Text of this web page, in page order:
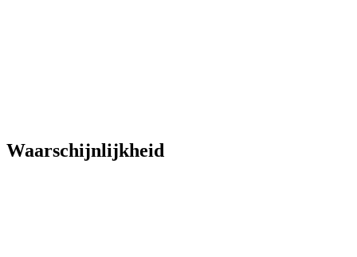
Waarschijnlijkheid